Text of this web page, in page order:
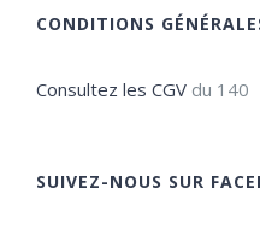
CONDITIONS
Consultez les CGV du 140
SUIVEZ-NOUS SUR